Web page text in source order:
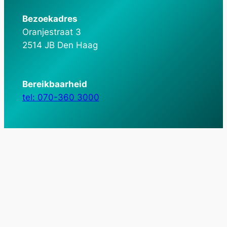
Bezoekadres
Oranjestraat 3
2514 JB Den Haag
Bereikbaarheid
tel: 070-360 3000